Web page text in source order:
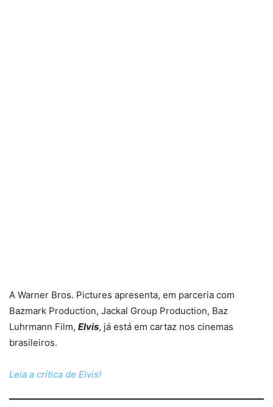
A Warner Bros. Pictures apresenta, em parceria com
Bazmark Production, Jackal Group Production, Baz
Luhrmann Film, Elvis, já está em cartaz nos cinemas
brasileiros.
Leia a crítica de Elvis!